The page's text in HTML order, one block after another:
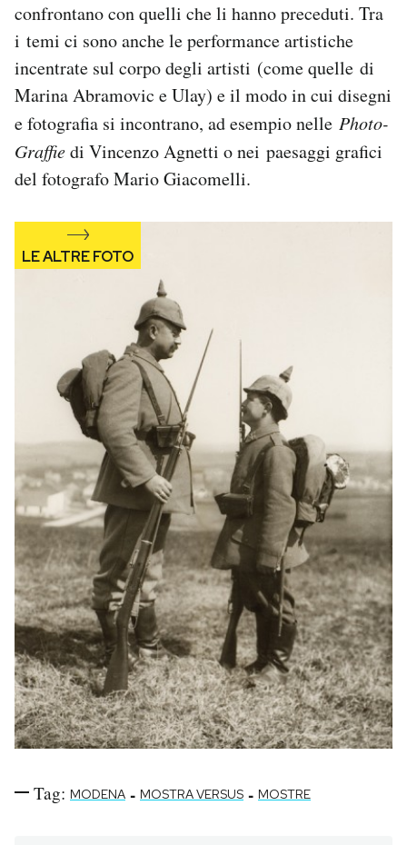
confrontano con quelli che li hanno preceduti. Tra
i temi ci sono anche le performance artistiche
incentrate sul corpo degli artisti (come quelle di
Marina Abramovic e Ulay) e il modo in cui disegni
e fotografia si incontrano, ad esempio nelle Photo-
Graffiedi Vincenzo Agnetti o nei paesaggi grafici
del fotografo Mario Giacomelli.
Tag: MODENA - MOSTRA VERSUS - MOSTRE